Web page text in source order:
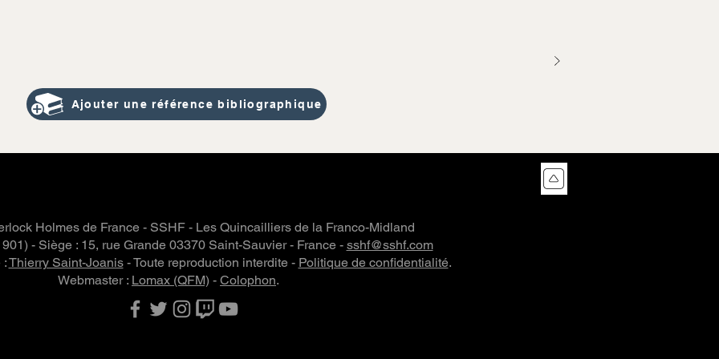
Ajouter une référence bibliographique
Holmes de France - SSHF - Les Quincailliers de la Franco-Midland
- Siège : 15, rue Grande 03370 Saint-Sauvier - France - sshf@sshf.com
:Thierry Saint-Joanis- Toute reproduction interdite - Politique de confidentialité.
Webmaster : Lomax (QFM) - Colophon.